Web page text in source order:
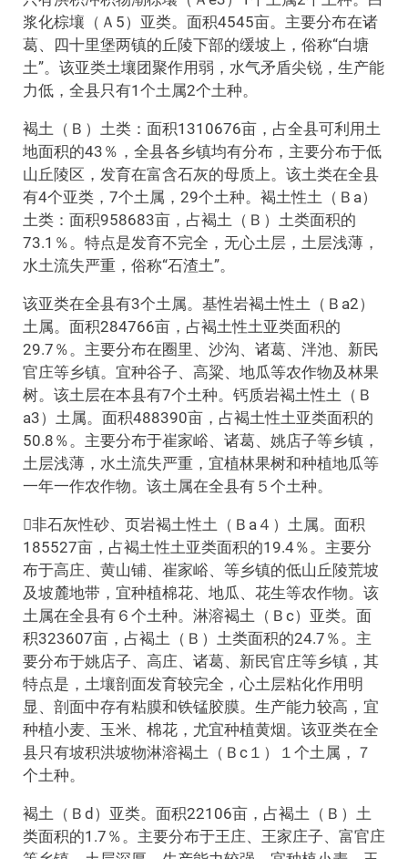
浆化棕壤（Ａ5）亚类。面积4545亩。主要分布在诸
葛、四十里堡两镇的丘陵下部的缓坡上，俗称“白塘
土”。该亚类土壤团聚作用弱，水气矛盾尖锐，生产能
力低，全县只有1个土属2个土种。
褐土（Ｂ）土类：面积1310676亩，占全县可利用土
地面积的43％，全县各乡镇均有分布，主要分布于低
山丘陵区，发育在富含石灰的母质上。该土类在全县
有4个亚类，7个土属，29个土种。褐土性土（Ｂa）
土类：面积958683亩，占褐土（Ｂ）土类面积的
73.1％。特点是发育不完全，无心土层，土层浅薄，
水土流失严重，俗称“石渣土”。
该亚类在全县有3个土属。基性岩褐土性土（Ｂa2）
土属。面积284766亩，占褐土性土亚类面积的
29.7％。主要分布在圈里、沙沟、诸葛、泮池、新民
官庄等乡镇。宜种谷子、高粱、地瓜等农作物及林果
树。该土层在本县有7个土种。钙质岩褐土性土（Ｂ
a3）土属。面积488390亩，占褐土性土亚类面积的
50.8％。主要分布于崔家峪、诸葛、姚店子等乡镇，
土层浅薄，水土流失严重，宜植林果树和种植地瓜等
一年一作农作物。该土属在全县有５个土种。
非石灰性砂、页岩褐土性土（Ｂa４）土属。面积
185527亩，占褐土性土亚类面积的19.4％。主要分
布于高庄、黄山铺、崔家峪、等乡镇的低山丘陵荒坡
及坡麓地带，宜种植棉花、地瓜、花生等农作物。该
土属在全县有６个土种。淋溶褐土（Ｂc）亚类。面
积323607亩，占褐土（Ｂ）土类面积的24.7％。主
要分布于姚店子、高庄、诸葛、新民官庄等乡镇，其
特点是，土壤剖面发育较完全，心土层粘化作用明
显、剖面中存有粘膜和铁锰胶膜。生产能力较高，宜
种植小麦、玉米、棉花，尤宜种植黄烟。该亚类在全
县只有坡积洪坡物淋溶褐土（Ｂc１）１个土属，７
个土种。
褐土（Ｂd）亚类。面积22106亩，占褐土（Ｂ）土
类面积的1.7％。主要分布于王庄、王家庄子、富官庄